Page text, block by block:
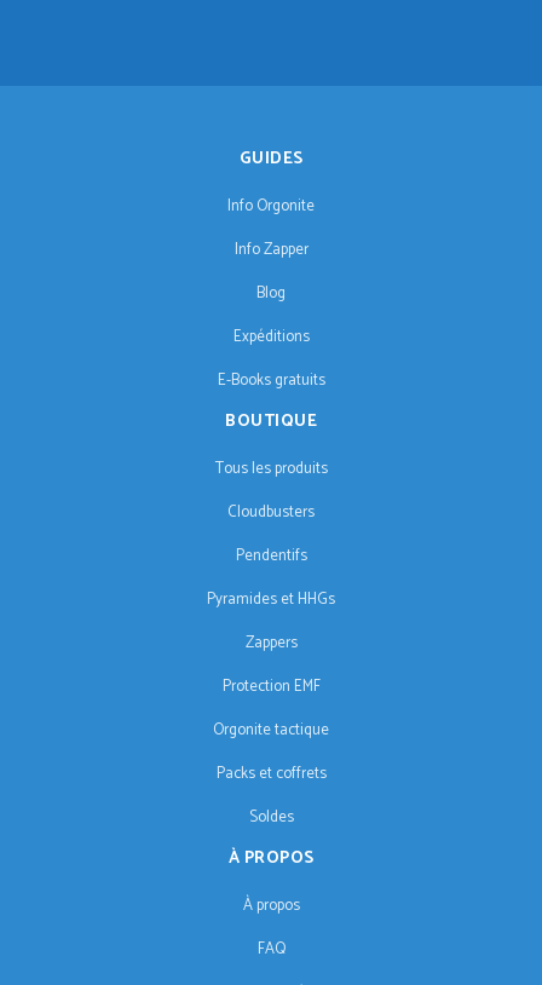
GUIDES
Info Orgonite
Info Zapper
Blog
Expéditions
E-Books gratuits
BOUTIQUE
Tous les produits
Cloudbusters
Pendentifs
Pyramides et HHGs
Zappers
Protection EMF
Orgonite tactique
Packs et coffrets
Soldes
À PROPOS
À propos
FAQ